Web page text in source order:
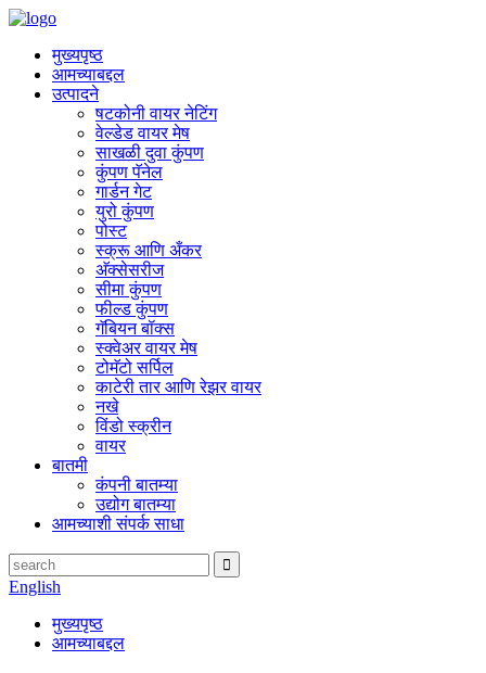
मुख्यपृष्ठ
आमच्याबद्दल
उत्पादने
षटकोनी वायर नेटिंग
वेल्डेड वायर मेष
साखळी दुवा कुंपण
कुंपण पॅनेल
गार्डन गेट
युरो कुंपण
पोस्ट
स्क्रू आणि अँकर
अ‍ॅक्सेसरीज
सीमा कुंपण
फील्ड कुंपण
गॅबियन बॉक्स
स्क्वेअर वायर मेष
टोमॅटो सर्पिल
काटेरी तार आणि रेझर वायर
नखे
विंडो स्क्रीन
वायर
बातमी
कंपनी बातम्या
उद्योग बातम्या
आमच्याशी संपर्क साधा
English
मुख्यपृष्ठ
आमच्याबद्दल